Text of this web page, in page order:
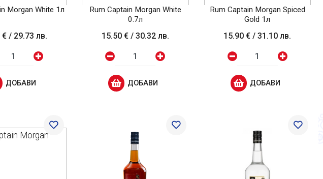
Morgan White 1л
€/ 29.73 лв.
ДОБАВИ
Rum Captain Morgan White
0.7л
15.50 €/ 30.32 лв.
ДОБАВИ
Rum Captain Morgan Spiced
Gold 1л
15.90 € /31.10 лв.
ДОБАВИ